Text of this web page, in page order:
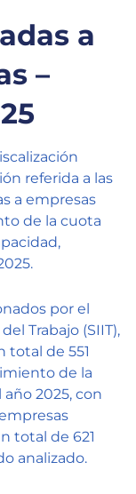
a
–
referida a las
a empresas
de la cuota
por el
Trabajo (SIIT),
total de 551
de la
2025, con
total de 621
analizado.